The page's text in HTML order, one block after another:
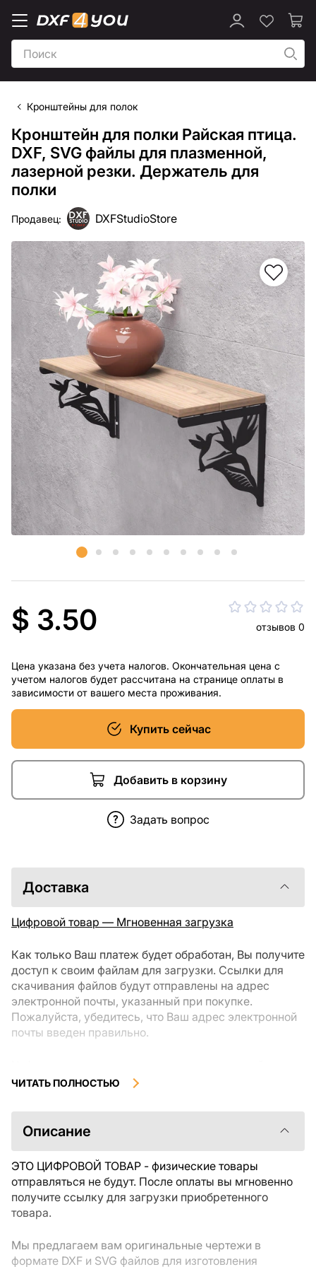
Кронштейны для полок
Кронштейн для полки Райская птица.
DXF, SVG файлы для плазменной,
лазерной резки. Держатель для
полки
Продавец: DXFStudioStore
$ 3.50 отзывов 0
Цена указана без учета налогов. Окончательная цена с
учетом налогов будет рассчитана на странице оплаты в
зависимости от вашего места проживания.
Купить сейчас
Добавить в корзину
Задать вопрос
Доставка
Цифровой товар — Мгновенная загрузка
Как только Ваш платеж будет обработан, Вы получите
доступ к своим файлам для загрузки. Ссылки для
скачивания файлов будут отправлены на адрес
электронной почты, указанный при покупке.
Пожалуйста, убедитесь, что Ваш адрес электронной
почты введен правильно.
загрузки, не подлежат возврату или обмену после их
ознакомиться с описанием товара и задать все
интересующие Вас вопросы перед покупкой. Если у
свяжитесь с продавцом напрямую.
ЧИТАТЬ ПОЛНОСТЬЮ
Описание
ЭТО ЦИФРОВОЙ ТОВАР - физические товары
отправляться не будут. После оплаты вы мгновенно
получите ссылку для загрузки приобретенного
товара.
Мы предлагаем вам оригинальные чертежи в
формате DXF и SVG файлов для изготовления